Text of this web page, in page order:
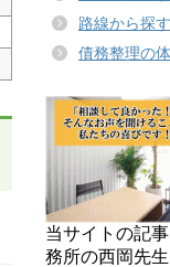
路線から探す
債務整理の
当サイトの記
務所の西岡先